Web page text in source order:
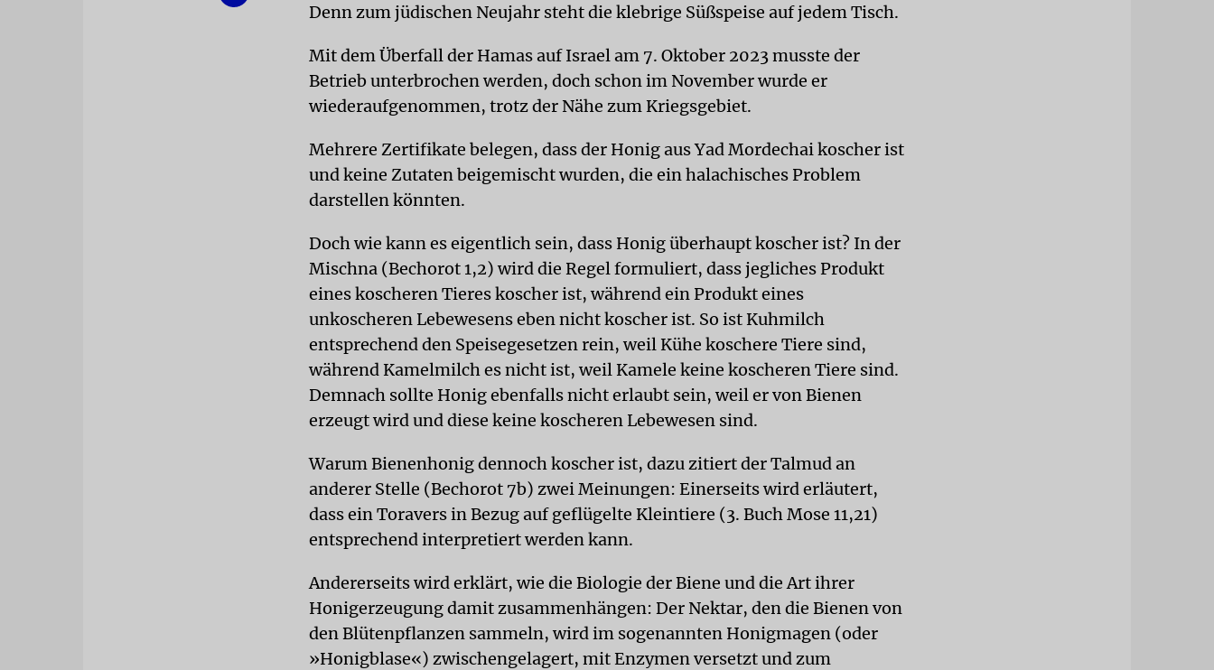
Denn zum jüdischen Neujahr steht die klebrige Süßspeise auf jedem Tisch.
Mit dem Überfall der Hamas auf Israel am 7. Oktober 2023 musste der
Betrieb unterbrochen werden, doch schon im November wurde er
wiederaufgenommen, trotz der Nähe zum Kriegsgebiet.
Mehrere Zertifikate belegen, dass der Honig aus Yad Mordechai koscher ist
und keine Zutaten beigemischt wurden, die ein halachisches Problem
darstellen könnten.
Doch wie kann es eigentlich sein, dass Honig überhaupt koscher ist? In der
Mischna (Bechorot 1,2) wird die Regel formuliert, dass jegliches Produkt
eines koscheren Tieres koscher ist, während ein Produkt eines
unkoscheren Lebewesens eben nicht koscher ist. So ist Kuhmilch
entsprechend den Speisegesetzen rein, weil Kühe koschere Tiere sind,
während Kamelmilch es nicht ist, weil Kamele keine koscheren Tiere sind.
Demnach sollte Honig ebenfalls nicht erlaubt sein, weil er von Bienen
erzeugt wird und diese keine koscheren Lebewesen sind.
Warum Bienenhonig dennoch koscher ist, dazu zitiert der Talmud an
anderer Stelle (Bechorot 7b) zwei Meinungen: Einerseits wird erläutert,
dass ein Toravers in Bezug auf geflügelte Kleintiere (3. Buch Mose 11,21)
entsprechend interpretiert werden kann.
Andererseits wird erklärt, wie die Biologie der Biene und die Art ihrer
Honigerzeugung damit zusammenhängen: Der Nektar, den die Bienen von
den Blütenpflanzen sammeln, wird im sogenannten Honigmagen (oder
»Honigblase«) zwischengelagert, mit Enzymen versetzt und zum